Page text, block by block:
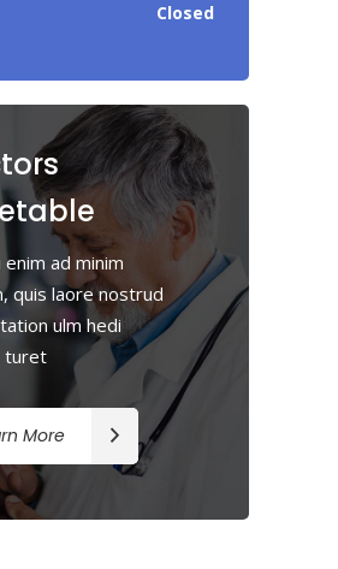
Closed
ad minim
quis laore nostrud
ulm hedi
turet
More